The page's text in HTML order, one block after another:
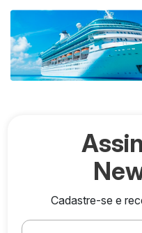
Cadastre-se e